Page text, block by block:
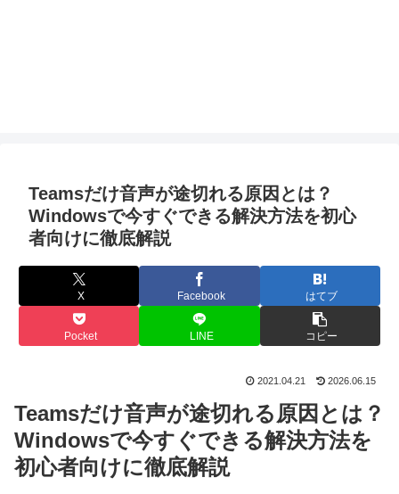
Teamsだけ音声が途切れる原因とは？
Windowsで今すぐできる解決方法を初心
者向けに徹底解説
X Facebook はてブ
Pocket LINE コピー
2021.04.21 2026.06.15
Teamsだけ音声が途切れる原因とは？
Windowsで今すぐできる解決方法を
初心者向けに徹底解説